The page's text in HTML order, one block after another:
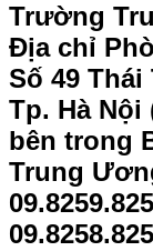
Trường
Địa chỉ
Số 49
Tp. Hà
bên trong
Trung